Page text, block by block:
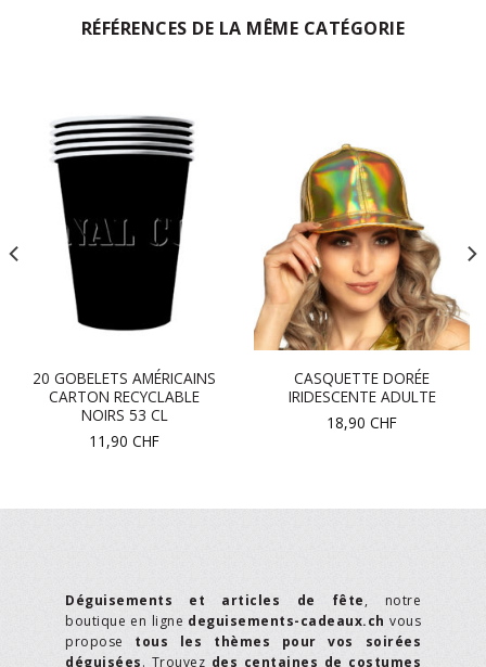
RÉFÉRENCES DE LA MÊME CATÉGORIE
20 GOBELETS AMÉRICAINS
CARTON RECYCLABLE
NOIRS 53 CL
11,90 CHF
CASQUETTE DORÉE
IRIDESCENTE ADULTE
18,90 CHF
Déguisements et articles de fête, notre
boutique en ligne deguisements-cadeaux.ch vous
propose tous les thèmes pour vos soirées
déguisées. Trouvez des centaines de costumes